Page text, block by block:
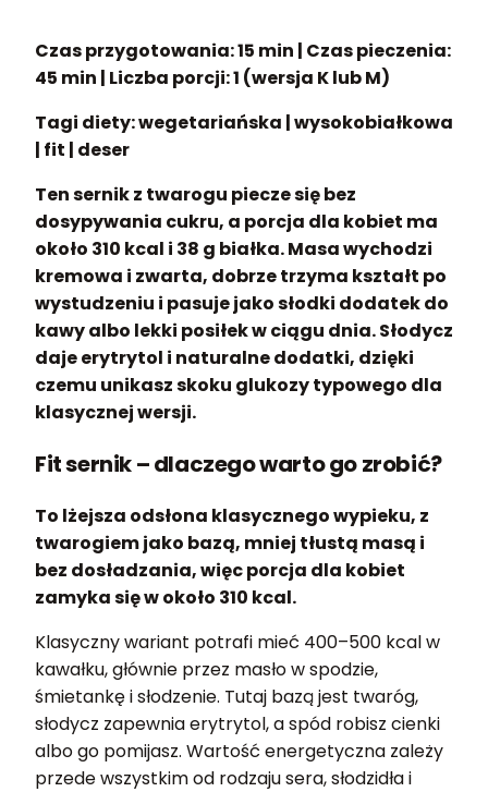
Czas przygotowania: 15 min | Czas pieczenia:
45 min | Liczba porcji: 1 (wersja K lub M)
Tagi diety: wegetariańska | wysokobiałkowa
| fit | deser
Ten sernik z twarogu piecze się bez
dosypywania cukru, a porcja dla kobiet ma
około 310 kcal i 38 g białka. Masa wychodzi
kremowa i zwarta, dobrze trzyma kształt po
wystudzeniu i pasuje jako słodki dodatek do
kawy albo lekki posiłek w ciągu dnia. Słodycz
daje erytrytol i naturalne dodatki, dzięki
czemu unikasz skoku glukozy typowego dla
klasycznej wersji.
Fit sernik – dlaczego warto go zrobić?
To lżejsza odsłona klasycznego wypieku, z
twarogiem jako bazą, mniej tłustą masą i
bez dosładzania, więc porcja dla kobiet
zamyka się w około 310 kcal.
Klasyczny wariant potrafi mieć 400–500 kcal w
kawałku, głównie przez masło w spodzie,
śmietankę i słodzenie. Tutaj bazą jest twaróg,
słodycz zapewnia erytrytol, a spód robisz cienki
albo go pomijasz. Wartość energetyczna zależy
przede wszystkim od rodzaju sera, słodzidła i